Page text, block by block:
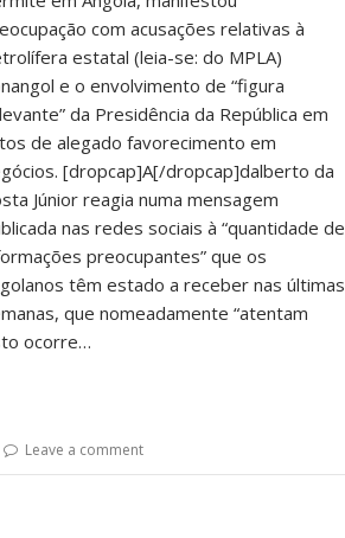
com acusações relativas à
estatal (leia-se: do MPLA)
e o envolvimento de “figura
da Presidência da República em
de alegado favorecimento em
[dropcap]A[/dropcap]dalberto da
Júnior reagia numa mensagem
nas redes sociais à “quantidade de
preocupantes” que os
têm estado a receber nas últimas
que nomeadamente “atentam
ocorre…
Leave a comment